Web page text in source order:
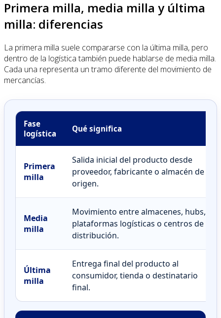
Primera milla, media milla y última
milla: diferencias
La primera milla suele compararse con la última milla, pero
dentro de la logística también puede hablarse de media milla.
Cada una representa un tramo diferente del movimiento de
mercancías.
Fase
logística
Qué significa
Primera
milla
Salida inicial del producto desde
proveedor, fabricante o almacén de
origen.
Media
milla
Movimiento entre almacenes, hubs,
plataformas logísticas o centros de
distribución.
Última
milla
Entrega final del producto al
consumidor, tienda o destinatario
final.